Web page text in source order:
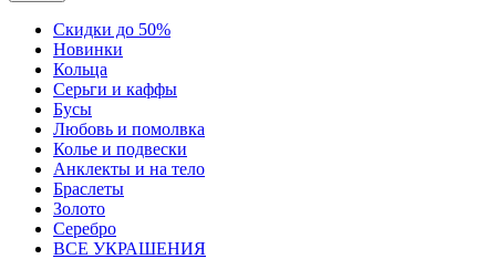
Скидки до 50%
Новинки
Кольца
Серьги и каффы
Бусы
Любовь и помолвка
Колье и подвески
Анклекты и на тело
Браслеты
Золото
Серебро
ВСЕ УКРАШЕНИЯ